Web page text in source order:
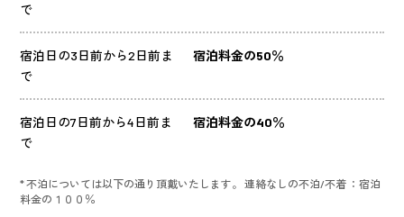
で
宿泊日の3日前から2日前ま
で
宿泊料金の50％
宿泊日の7日前から4日前ま
で
宿泊料金の40％
* 不泊については以下の通り頂戴いたします。 連絡なしの不泊/不着 ：宿泊
料金の１００％